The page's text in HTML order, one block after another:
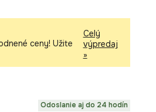
ceny! Užite
Celý
výpredaj
»
Odoslanie aj do 24 hodín